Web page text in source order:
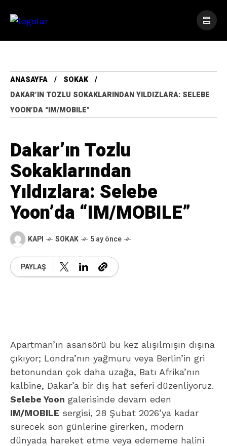
ANASAYFA
SOKAK
DAKAR’IN TOZLU SOKAKLARINDAN YILDIZLARA: SELEBE
YOON’DA “IM/MOBILE”
Dakar’ın Tozlu
Sokaklarından
Yıldızlara: Selebe
Yoon’da “IM/MOBILE”
KAPI SOKAK 5 ay önce
PAYLAŞ
Apartman’ın asansörü bu kez alışılmışın dışına
çıkıyor; Londra’nın yağmuru veya Berlin’in gri
betonundan çok daha uzağa, Batı Afrika’nın
kalbine, Dakar’a bir dış hat seferi düzenliyoruz.
Selebe Yoon galerisinde devam eden
IM/MOBILE sergisi, 28 Şubat 2026’ya kadar
sürecek son günlerine girerken, modern
dünyada hareket etme veya edememe halini